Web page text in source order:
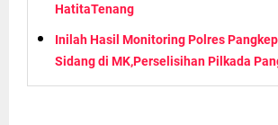
HatitaTenang
Inilah Hasil Monitoring Polres
Sidang di MK,Perselisihan Pilkada